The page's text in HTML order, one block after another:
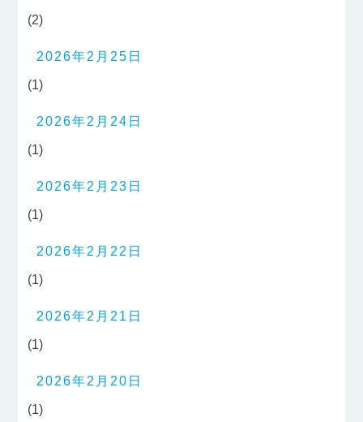
(2)
2026年2月25日
(1)
2026年2月24日
(1)
2026年2月23日
(1)
2026年2月22日
(1)
2026年2月21日
(1)
2026年2月20日
(1)